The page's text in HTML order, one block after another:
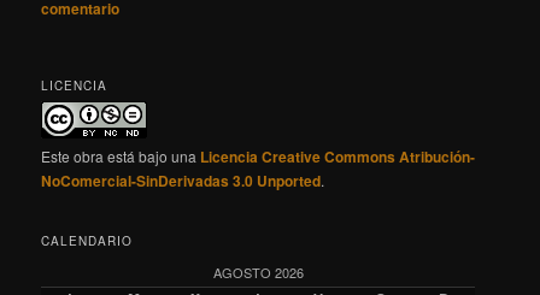
comentario
LICENCIA
Este obra está bajo una Licencia Creative Commons Atribución-
NoComercial-SinDerivadas 3.0 Unported.
CALENDARIO
AGOSTO 2026